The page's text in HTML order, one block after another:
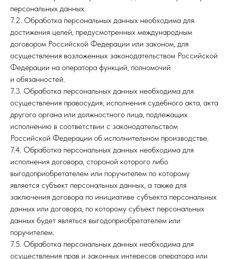
персональных данных.
7.2. Обработка персональных данных необходима для
достижения целей, предусмотренных международным
договором Российской Федерации или законом, для
осуществления возложенных законодательством Российской
Федерации на оператора функций, полномочий
и обязанностей.
7.3. Обработка персональных данных необходима для
осуществления правосудия, исполнения судебного акта, акта
другого органа или должностного лица, подлежащих
исполнению в соответствии с законодательством
Российской Федерации об исполнительном производстве.
7.4. Обработка персональных данных необходима для
исполнения договора, стороной которого либо
выгодоприобретателем или поручителем по которому
является субъект персональных данных, а также для
заключения договора по инициативе субъекта персональных
данных или договора, по которому субъект персональных
данных будет являться выгодоприобретателем или
поручителем.
7.5. Обработка персональных данных необходима для
осуществления прав и законных интересов оператора или